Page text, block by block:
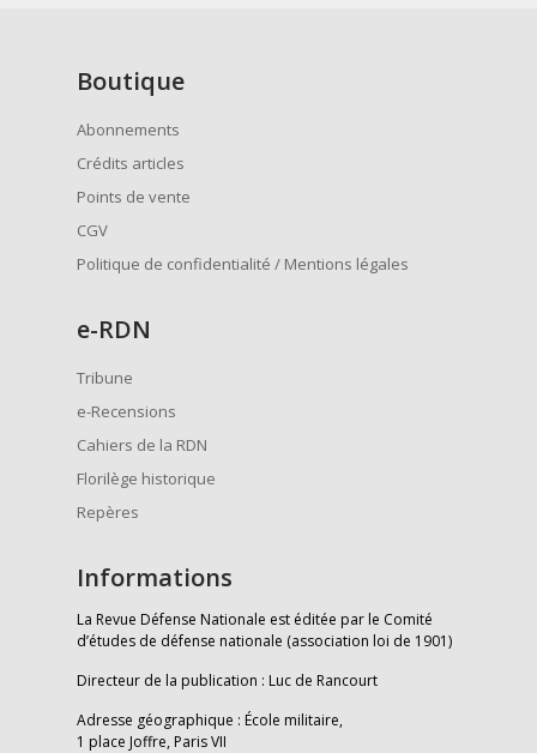
Boutique
Abonnements
Crédits articles
Points de vente
CGV
Politique de confidentialité / Mentions légales
e-RDN
Tribune
e-Recensions
Cahiers de la RDN
Florilège historique
Repères
Informations
La Revue Défense Nationale est éditée par le Comité
d’études de défense nationale (association loi de 1901)
Directeur de la publication : Luc de Rancourt
Adresse géographique : École militaire,
1 place Joffre, Paris VII